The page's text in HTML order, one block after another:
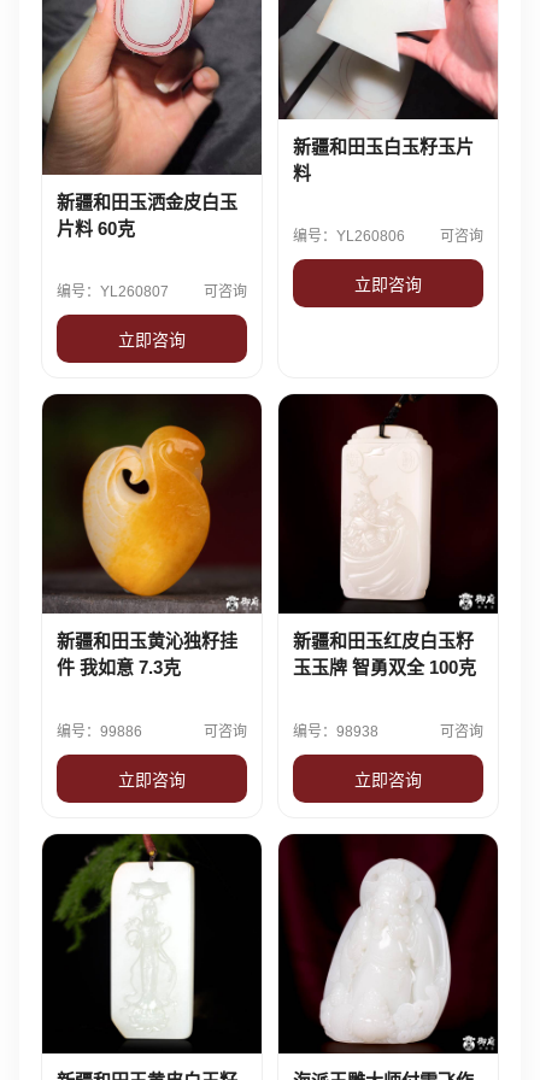
新疆和田玉洒金皮白玉
片料 60克
编号：YL260807 可咨询
立即咨询
新疆和田玉白玉籽玉片
料
编号：YL260806 可咨询
立即咨询
新疆和田玉黄沁独籽挂
件 我如意 7.3克
编号：99886 可咨询
立即咨询
新疆和田玉红皮白玉籽
玉玉牌 智勇双全 100克
编号：98938 可咨询
立即咨询